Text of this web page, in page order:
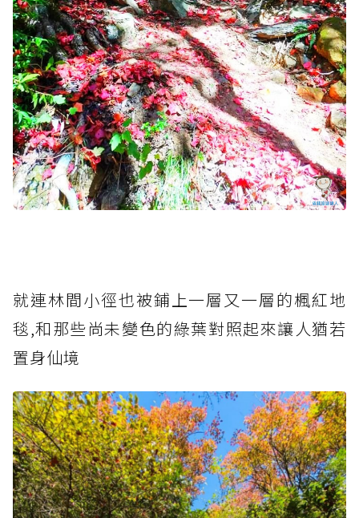
就連林間小徑也被鋪上一層又一層的楓紅地
毯,和那些尚未變色的綠葉對照起來讓人猶若
置身仙境